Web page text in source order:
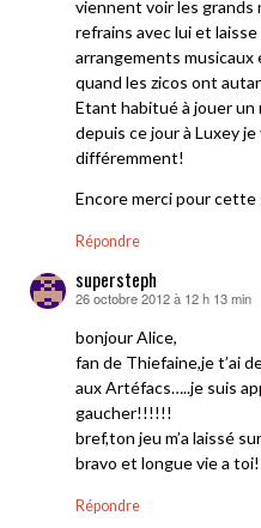
viennent voir les grands
refrains avec lui et
arrangements musicaux
quand les zicos ont
Etant habitué à jouer
depuis ce jour à Luxey
différemment!
Encore merci pour
Répondre
supersteph
dit :
26 octobre 2012 à 12 h 13 min
bonjour Alice,
fan de Thiefaine,je t’ai
aux Artéfacs…..je suis
gaucher!!!!!!
bref,ton jeu m’a laissé
bravo et longue vie a
Répondre